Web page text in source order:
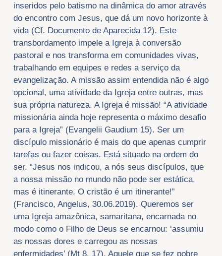
inseridos pelo batismo na dinâmica do amor através
do encontro com Jesus, que dá um novo horizonte à
vida (Cf. Documento de Aparecida 12). Este
transbordamento impele a Igreja à conversão
pastoral e nos transforma em comunidades vivas,
trabalhando em equipes e redes a serviço da
evangelização. A missão assim entendida não é algo
opcional, uma atividade da Igreja entre outras, mas
sua própria natureza. A Igreja é missão! “A atividade
missionária ainda hoje representa o máximo desafio
para a Igreja” (Evangelii Gaudium 15). Ser um
discípulo missionário é mais do que apenas cumprir
tarefas ou fazer coisas. Está situado na ordem do
ser. “Jesus nos indicou, a nós seus discípulos, que
a nossa missão no mundo não pode ser estática,
mas é itinerante. O cristão é um itinerante!”
(Francisco, Angelus, 30.06.2019). Queremos ser
uma Igreja amazônica, samaritana, encarnada no
modo como o Filho de Deus se encarnou: ‘assumiu
as nossas dores e carregou as nossas
enfermidades’ (Mt 8, 17). Aquele que se fez pobre